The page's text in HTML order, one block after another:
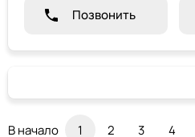
Позвонить
В начало 1 2 3 4